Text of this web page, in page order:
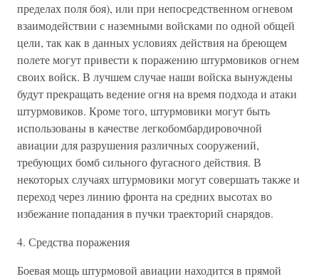
пределах поля боя), или при непосредственном огневом
взаимодействии с наземными войсками по одной общей
цели, так как в данных условиях действия на бреющем
полете могут привести к поражению штурмовиков огнем
своих войск. В лучшем случае наши войска вынуждены
будут прекращать ведение огня на время подхода и атаки
штурмовиков. Кроме того, штурмовики могут быть
использованы в качестве легкобомбардировочной
авиации для разрушения различных сооружений,
требующих бомб сильного фугасного действия. В
некоторых случаях штурмовики могут совершать также и
переход через линию фронта на средних высотах во
избежание попадания в пучки траекторий снарядов.
4. Средства поражения
Боевая мощь штурмовой авиации находится в прямой